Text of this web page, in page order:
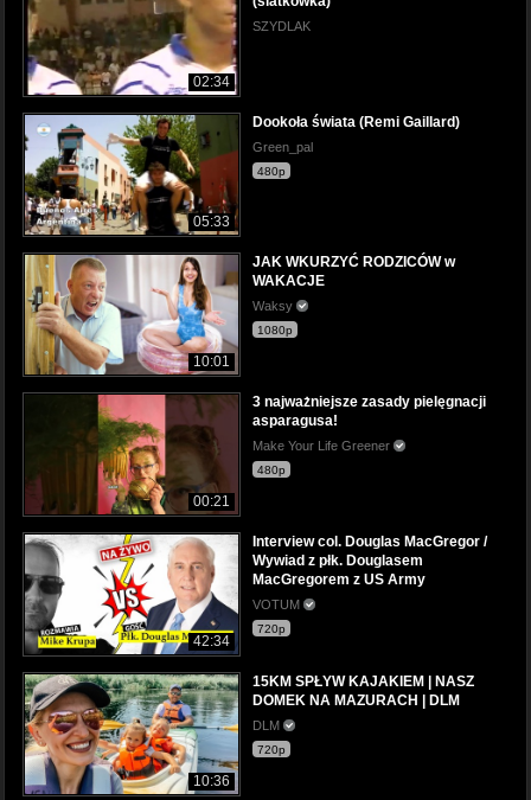
02:34
SZYDLAK
05:33
Dookoła świata (Remi Gaillard)
Green_pal
480p
10:01
JAK WKURZYĆ RODZICÓW w
WAKACJE
Waksy
1080p
00:21
3 najważniejsze zasady pielęgnacji
asparagusa!
Make Your Life Greener
480p
42:34
Interview col. Douglas MacGregor /
Wywiad z płk. Douglasem
MacGregorem z US Army
VOTUM
720p
10:36
15KM SPŁYW KAJAKIEM | NASZ
DOMEK NA MAZURACH | DLM
DLM
720p